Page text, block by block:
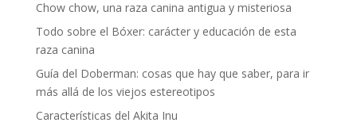
Chow chow, una raza canina antigua y misteriosa
Todo sobre el Bóxer: carácter y educación de esta
raza canina
Guía del Doberman: cosas que hay que saber, para ir
más allá de los viejos estereotipos
Características del Akita Inu